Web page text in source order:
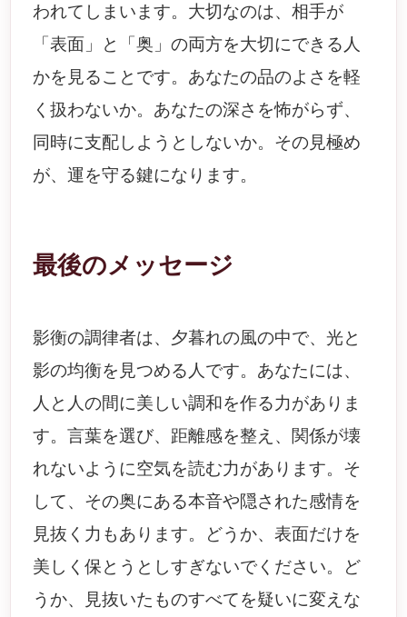
われてしまいます。大切なのは、相手が
「表面」と「奥」の両方を大切にできる人
かを見ることです。あなたの品のよさを軽
く扱わないか。あなたの深さを怖がらず、
同時に支配しようとしないか。その見極め
が、運を守る鍵になります。
最後のメッセージ
影衡の調律者は、夕暮れの風の中で、光と
影の均衡を見つめる人です。あなたには、
人と人の間に美しい調和を作る力がありま
す。言葉を選び、距離感を整え、関係が壊
れないように空気を読む力があります。そ
して、その奥にある本音や隠された感情を
見抜く力もあります。どうか、表面だけを
美しく保とうとしすぎないでください。ど
うか、見抜いたものすべてを疑いに変えな